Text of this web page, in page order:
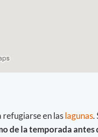
refugiarse en laslagunas.
de la temporada antes